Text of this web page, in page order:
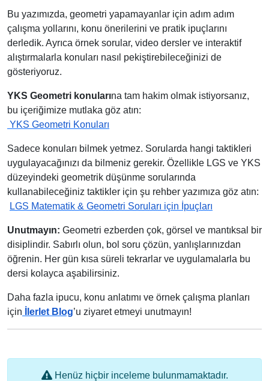
Bu yazımızda, geometri yapamayanlar için adım adım
çalışma yollarını, konu önerilerini ve pratik ipuçlarını
derledik. Ayrıca örnek sorular, video dersler ve interaktif
alıştırmalarla konuları nasıl pekiştirebileceğinizi de
gösteriyoruz.
YKS Geometri konularına tam hakim olmak istiyorsanız,
bu içeriğimize mutlaka göz atın:
YKS Geometri Konuları
Sadece konuları bilmek yetmez. Sorularda hangi taktikleri
uygulayacağınızı da bilmeniz gerekir. Özellikle LGS ve YKS
düzeyindeki geometrik düşünme sorularında
kullanabileceğiniz taktikler için şu rehber yazımıza göz atın:
LGS Matematik & Geometri Soruları için İpuçları
Unutmayın: Geometri ezberden çok, görsel ve mantıksal bir
disiplindir. Sabırlı olun, bol soru çözün, yanlışlarınızdan
öğrenin. Her gün kısa süreli tekrarlar ve uygulamalarla bu
dersi kolayca aşabilirsiniz.
Daha fazla ipucu, konu anlatımı ve örnek çalışma planları
için
İlerlet Blog’u ziyaret etmeyi unutmayın!
Henüz hiçbir inceleme bulunmamaktadır.